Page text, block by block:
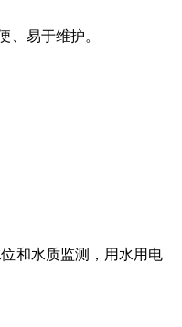
、易于维护。
和水质监测，用水用电